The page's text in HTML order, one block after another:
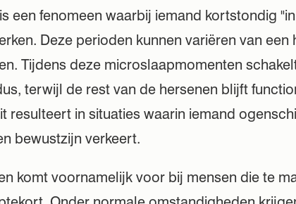
een fenomeen waarbij iemand kortstondig
Deze perioden kunnen variëren van
Tijdens deze microslaapmomenten
terwijl de rest van de hersenen blijft
resulteert in situaties waarin iemand
bewustzijn verkeert.
komt voornamelijk voor bij mensen die te